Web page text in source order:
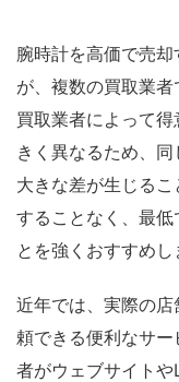
腕時計を高価で売
が、複数の買取業
買取業者によって
きく異なるため、
大きな差が生じる
することなく、最
とを強くおすすめし
近年では、実際の
頼できる便利なサ
者がウェブサイト